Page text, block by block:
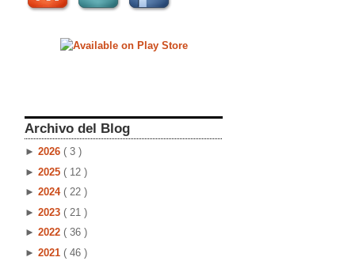
Archivo del Blog
► 2026 ( 3 )
► 2025 ( 12 )
► 2024 ( 22 )
► 2023 ( 21 )
► 2022 ( 36 )
► 2021 ( 46 )